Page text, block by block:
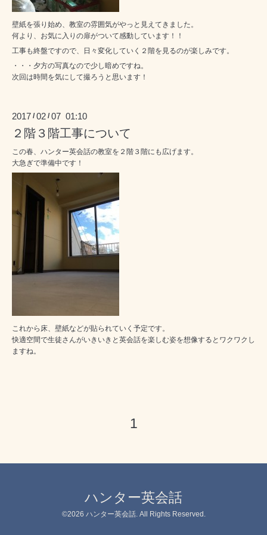
壁紙を張り始め、教室の雰囲気がやっと見えてきました。
何より、お気に入りの扉がついて感動しています！！
工事も終盤ですので、日々変化していく２階を見るのが楽しみです。
・・・夕方の写真なので少し暗めですね。
次回は時間を気にして撮ろうと思います！
2017 /02 /07 01:10
２階３階工事について
この春、ハンター英会話の教室を２階３階にも広げます。
大急ぎで準備中です！
これから床、壁紙などが貼られていく予定です。
快適空間で生徒さんがいきいきと英会話を楽しむ姿を想像するとワクワクし
ますね。
1
ハンター英会話
©2026 ハンター英会話. All Rights Reserved.